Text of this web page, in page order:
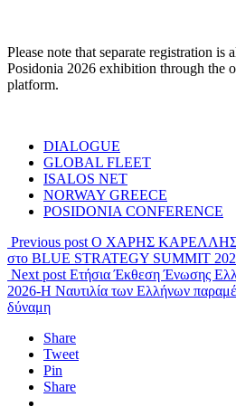
Please note that separate registration is
Posidonia 2026 exhibition through the
platform.
DIALOGUE
GLOBAL FLEET
ISALOS NET
NORWAY GREECE
POSIDONIA CONFERENCE
Previous post Ο ΧΑΡΗΣ ΚΑΡΕΛΛΗΣ
στο BLUE STRATEGY SUMMIT
Next post Ετήσια Έκθεση Ένωσης
2026-Η Ναυτιλία των Ελλήνων
δύναμη
Share
Tweet
Pin
Share